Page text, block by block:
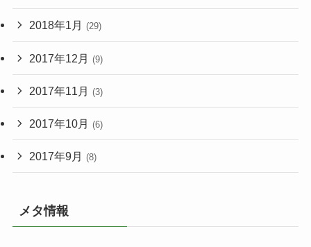
2018年1月 (29)
2017年12月 (9)
2017年11月 (3)
2017年10月 (6)
2017年9月 (8)
メタ情報